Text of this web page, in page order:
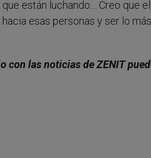
están luchando… Creo que
esas personas y ser lo
con las noticias de ZENIT